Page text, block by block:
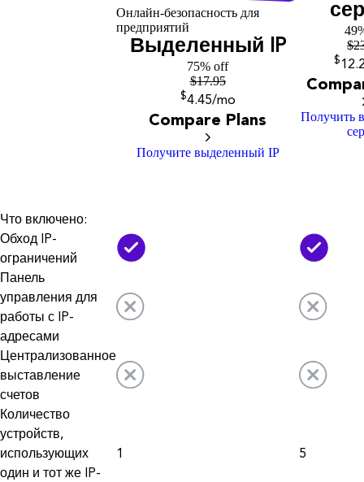
Онлайн-безопасность для
предприятий
Выделенный IP
75% off
$17.95
$4.45/mo
Compare Plans
Получите выделенный IP
$
$ 12
Получить
Что включено:
Обход IP-
ограничений
Панель
управления для
работы с IP-
адресами
Централизованное
выставление
счетов
Количество
устройств,
использующих
один и тот же IP-
1 5